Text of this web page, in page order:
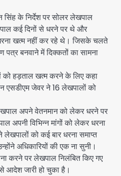
सिंह के निर्देश पर सोलर लेखपाल
कई दिनों से धरने पर थे और
खत्म नहीं कर रहे थे। जिसके चलते
बनवाने में दिक्कतों का सामना
को हड़ताल खत्म करने के लिए कहा
एसडीएम जेवर ने 16 लेखपालों को
अपने वेतनमान को लेकर धरने पर
अपनी विभिन्न मांगों को लेकर धरना
को कई बार धरना समाप्त
अधिकारियों की एक ना सुनी।
करने पर लेखपाल निलंबित किए गए
जारी हो चुका है।